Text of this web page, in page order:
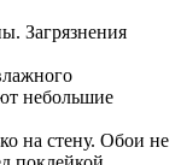
Загрязнения
небольшие
на стену. Обои не